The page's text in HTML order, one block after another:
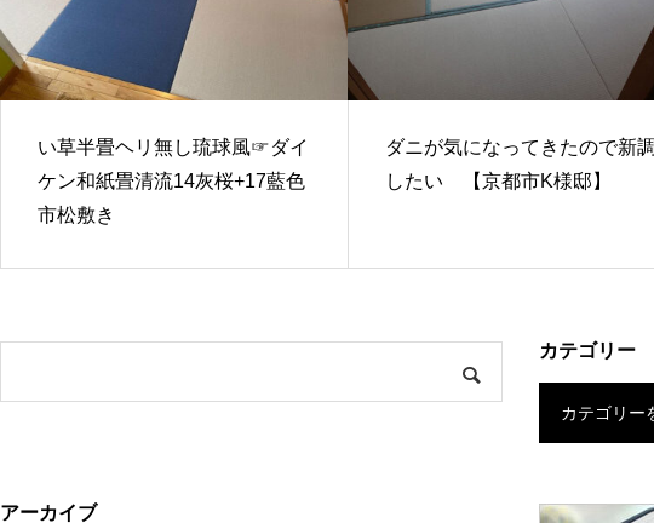
い草半畳ヘリ無し琉球風☞ダイ
ケン和紙畳清流14灰桜+17藍色
市松敷き
ダニが気になってきたので新調
したい 【京都市K様邸】
カテゴリー
カテゴリー
アーカイブ